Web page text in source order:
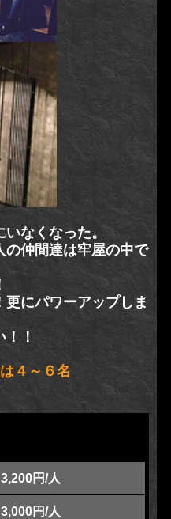
なくなった。
の仲間達は牢屋の中で
更にパワーアップしま
！
４～６名
3,200円/人
3,000円/人